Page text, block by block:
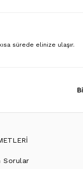
sürede elinize ulaşır.
Sorular